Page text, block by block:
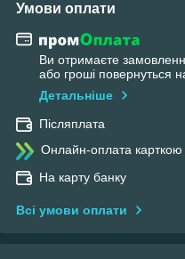
Умови оплати
Ви отримаєте
або гроші повернуться
Детальніше
Післяплата
Онлайн-оплата
На карту банку
Всі умови оплати